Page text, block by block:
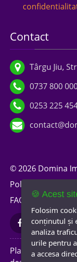
Contact
Târgu Jiu,
0737 800
0253 225
© 2026 Domina
Politica de
FAQ
A.N.P.C.
Platformă
🍪 Acest
Folosim
conținutul și
analiza
urile pentru
a accesa